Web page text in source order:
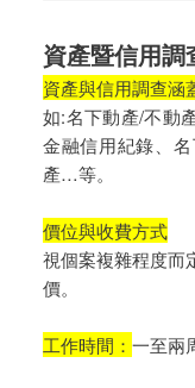
資產暨信用調
資產與信用調查涵
如:名下動產/不動
金融信用紀錄、
產…等。
價位與收費方式
視個案複雜程度而
價。
工作時間： 一至兩